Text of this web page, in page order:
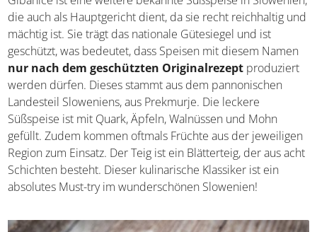
Gibanice ist eine weitere bekannte Süßspeise in
Slowenien, die auch als Hauptgericht dient, da sie recht
reichhaltig und mächtig ist. Sie trägt das nationale
Gütesiegel und ist geschützt, was bedeutet, dass Speisen
mit diesem Namennur nach dem geschützten
Originalrezept produziert werden dürfen. Dieses
stammt aus dem pannonischen Landesteil Sloweniens,
aus Prekmurje. Die leckere Süßspeise ist mit Quark,
Äpfeln, Walnüssen und Mohn gefüllt. Zudem kommen
oftmals Früchte aus der jeweiligen Region zum Einsatz.
Der Teig ist ein Blätterteig, der aus acht Schichten
besteht. Dieser kulinarische Klassiker ist ein absolutes